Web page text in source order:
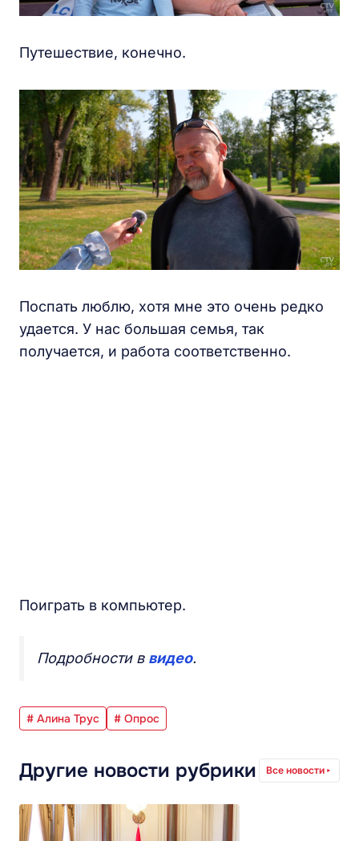
Путешествие, конечно.
Поспать люблю, хотя мне это очень редко
удается. У нас большая семья, так
получается, и работа соответственно.
Поиграть в компьютер.
Подробности в видео.
# Алина Трус # Опрос
Другие новости рубрики Все новости